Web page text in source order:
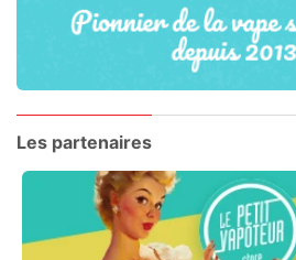
Les partenaires